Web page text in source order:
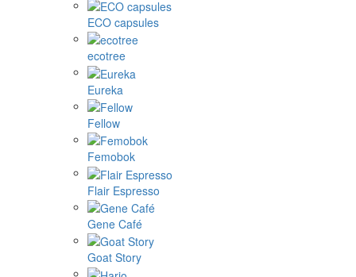
ECO capsules
ecotree
Eureka
Fellow
Femobok
Flair Espresso
Gene Café
Goat Story